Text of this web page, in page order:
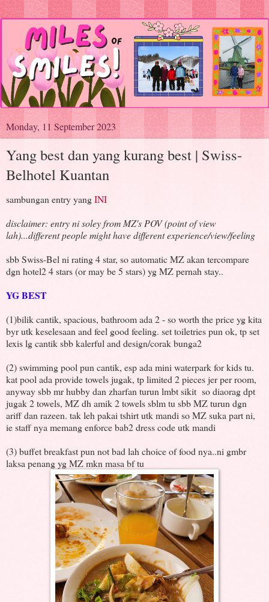
Monday, 11 September 2023
Yang best dan yang kurang best | Swiss-
Belhotel Kuantan
sambungan entry yangINI
disclaimer: entry ni soley from MZ's POV (point of view
lah)...different people might have different experience/view/feeling
sbb Swiss-Bel ni rating 4 star, so automatic MZ akan tercompare
dgn hotel2 4 stars (or may be 5 stars) yg MZ pernah stay..
YG BEST
(1)bilik cantik, spacious, bathroom ada 2 - so worth the price yg kita
byr utk keselesaan and feel good feeling. set toiletries pun ok, tp set
lexis lg cantik sbb kalerful and design/corak bunga2
(2) swimming pool pun cantik, esp ada mini waterpark for kids tu.
kat pool ada provide towels jugak, tp limited 2 pieces jer per room,
anyway sbb mr hubby dan zharfan turun lmbt sikit so diaorag dpt
jugak 2 towels, MZ dh amik 2 towels sblm tu sbb MZ turun dgn
ariff dan razeen. tak leh pakai tshirt utk mandi so MZ suka part ni,
ie staff nya memang enforce bab2 dress code utk mandi
(3) buffet breakfast pun not bad lah choice of food nya..ni gmbr
laksa penang yg MZ mkn masa bf tu